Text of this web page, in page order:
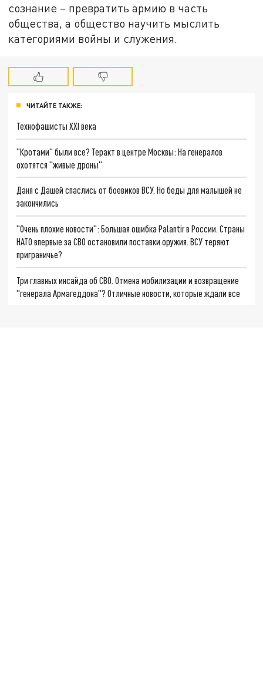
сознание – превратить армию в часть
общества, а общество научить мыслить
категориями войны и служения.
ЧИТАЙТЕ ТАКЖЕ:
Технофашисты XXI века
"Кротами" были все? Теракт в центре Москвы: На генералов
охотятся "живые дроны"
Даня с Дашей спаслись от боевиков ВСУ. Но беды для малышей не
закончились
"Очень плохие новости": Большая ошибка Palantir в России. Страны
НАТО впервые за СВО остановили поставки оружия. ВСУ теряют
приграничье?
Три главных инсайда об СВО. Отмена мобилизации и возвращение
"генерала Армагеддона"? Отличные новости, которые ждали все